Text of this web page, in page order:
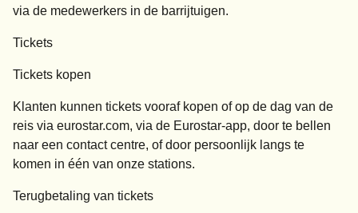
via de medewerkers in de barrijtuigen.
Tickets
Tickets kopen
Klanten kunnen tickets vooraf kopen of op de dag van de
reis via eurostar.com, via de Eurostar-app, door te bellen
naar een contact centre, of door persoonlijk langs te
komen in één van onze stations.
Terugbetaling van tickets